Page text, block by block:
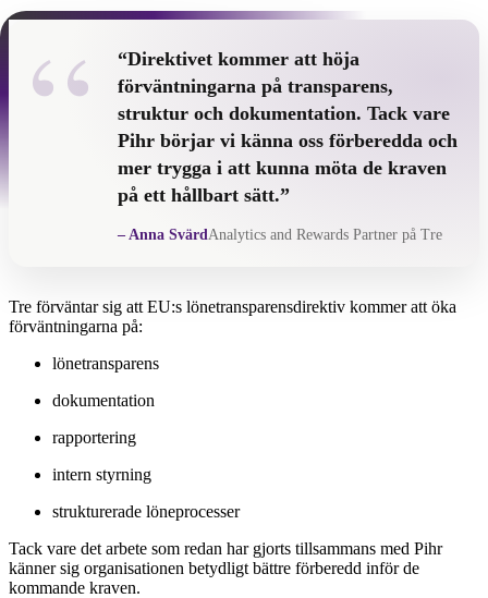
“
“Direktivet kommer att höja
förväntningarna på transparens,
struktur och dokumentation. Tack vare
Pihr börjar vi känna oss förberedda och
mer trygga i att kunna möta de kraven
på ett hållbart sätt.”
– Anna Svärd Analytics and Rewards Partner på Tre
Tre förväntar sig att EU:s lönetransparensdirektiv kommer att öka
förväntningarna på:
lönetransparens
dokumentation
rapportering
intern styrning
strukturerade löneprocesser
Tack vare det arbete som redan har gjorts tillsammans med Pihr
känner sig organisationen betydligt bättre förberedd inför de
kommande kraven.